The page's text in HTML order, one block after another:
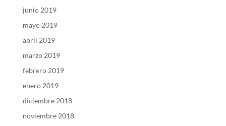
junio 2019
mayo 2019
abril 2019
marzo 2019
febrero 2019
enero 2019
diciembre 2018
noviembre 2018